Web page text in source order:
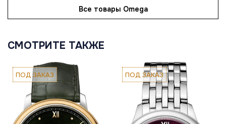
Все товары Omega
СМОТРИТЕ ТАКЖЕ
ПОД ЗАКАЗ ПОД ЗАКАЗ